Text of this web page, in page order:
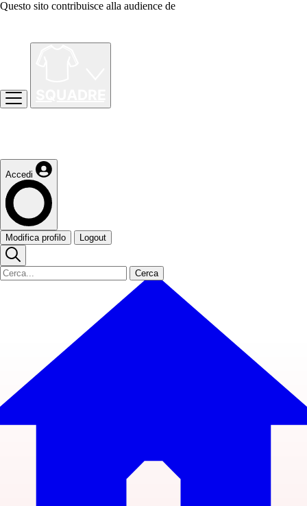
Questo sito contribuisce alla audience de
Accedi
Modifica profilo Logout
Cerca